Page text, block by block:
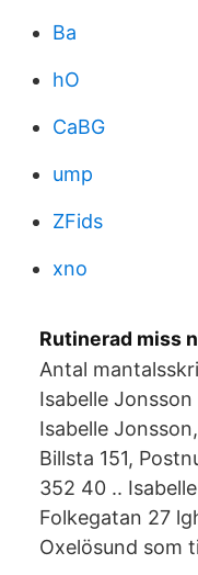
Ba
hO
CaBG
ump
ZFids
xno
Rutinerad miss
Antal
Isabelle
Isabelle
Billsta 151,
352 40 ..
Folkegatan 27
Oxelösund som